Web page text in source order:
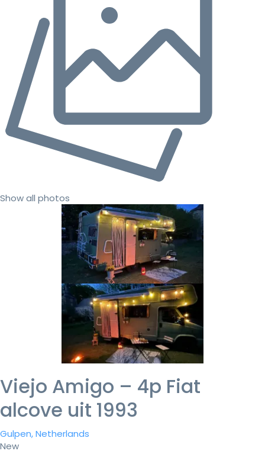
Show all photos
Viejo Amigo – 4p Fiat
alcove uit 1993
Gulpen, Netherlands
New